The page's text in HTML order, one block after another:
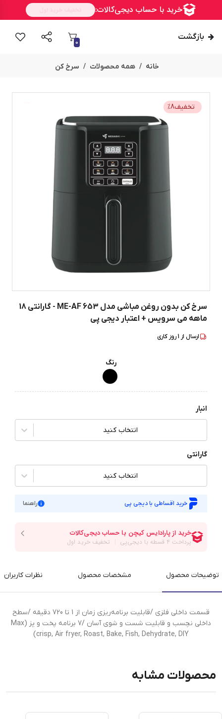
بازگشت
0
خانه همه محصولات سرخ کن
تخفیف %8
سرخ کن بدون روغن مباشی مدل ME-AF 653 - گارانتی 18
ماهه می سرویس + اعتبار دیجی پی
ارسال از 1روز کاری
رنگ
انبار
انتخاب کنید
گارانتی
انتخاب کنید
خرید اقساطی با دیجی پی راهنما
توضیحات محصول مشخصات محصول نظرات کاربران
قسمت داخلی فلزی /قابلیت برنامه‌ریزی زمان از 1 تا 720 دقیقه /سطح
داخلی نچسب و قابلیت شست و شوی آسان /7 برنامه پخت و پز (Max
crisp, Air fryer, Roast, Bake, Fish, Dehydrate, DIY)
محصولات مشابه